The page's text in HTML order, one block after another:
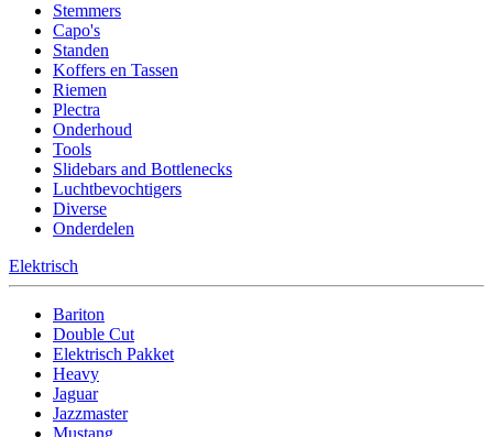
Stemmers
Capo's
Standen
Koffers en Tassen
Riemen
Plectra
Onderhoud
Tools
Slidebars and Bottlenecks
Luchtbevochtigers
Diverse
Onderdelen
Elektrisch
Bariton
Double Cut
Elektrisch Pakket
Heavy
Jaguar
Jazzmaster
Mustang